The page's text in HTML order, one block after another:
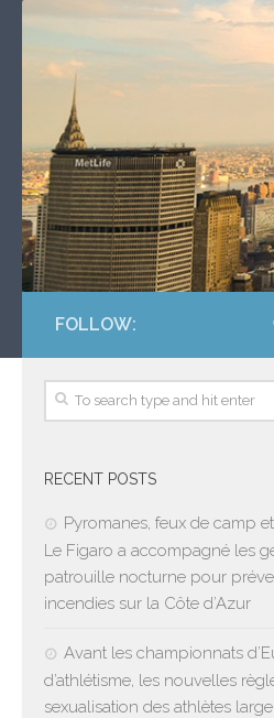
FOLLOW:
RECENT POSTS
Pyromanes, feux de camp
Le Figaro a accompagné les
patrouille nocturne pour
incendies sur la Côte d’Azur
Avant les championnats
d’athlétisme, les nouvelles
sexualisation des athlètes